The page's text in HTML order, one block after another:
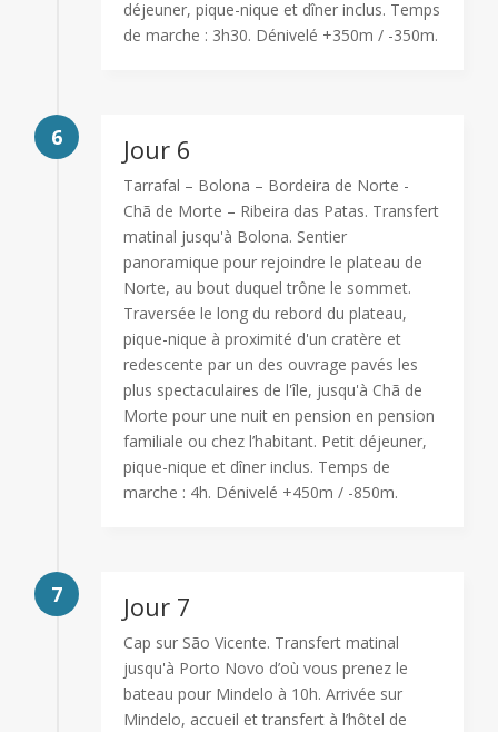
déjeuner, pique-nique et dîner inclus. Temps
de marche : 3h30. Dénivelé +350m / -350m.
6 Jour 6
Tarrafal – Bolona – Bordeira de Norte -
Chã de Morte – Ribeira das Patas. Transfert
matinal jusqu'à Bolona. Sentier
panoramique pour rejoindre le plateau de
Norte, au bout duquel trône le sommet.
Traversée le long du rebord du plateau,
pique-nique à proximité d'un cratère et
redescente par un des ouvrage pavés les
plus spectaculaires de l'île, jusqu'à Chã de
Morte pour une nuit en pension en pension
familiale ou chez l’habitant. Petit déjeuner,
pique-nique et dîner inclus. Temps de
marche : 4h. Dénivelé +450m / -850m.
7 Jour 7
Cap sur São Vicente. Transfert matinal
jusqu'à Porto Novo d’où vous prenez le
bateau pour Mindelo à 10h. Arrivée sur
Mindelo, accueil et transfert à l’hôtel de